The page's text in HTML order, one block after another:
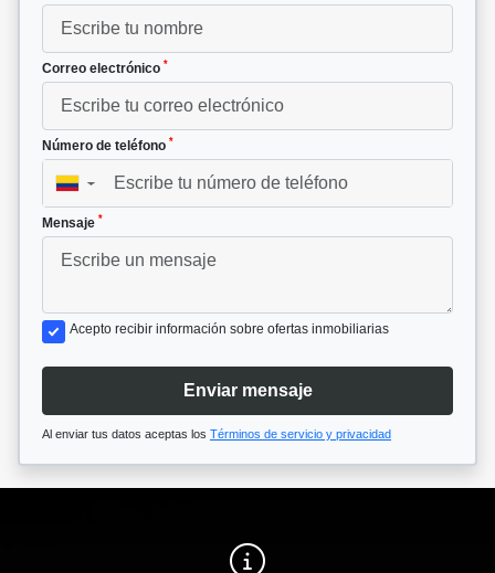
Correo electrónico *
Número de teléfono *
▼
Mensaje *
Acepto recibir información sobre ofertas inmobiliarias
Enviar mensaje
Al enviar tus datos aceptas los Términos de servicio y privacidad